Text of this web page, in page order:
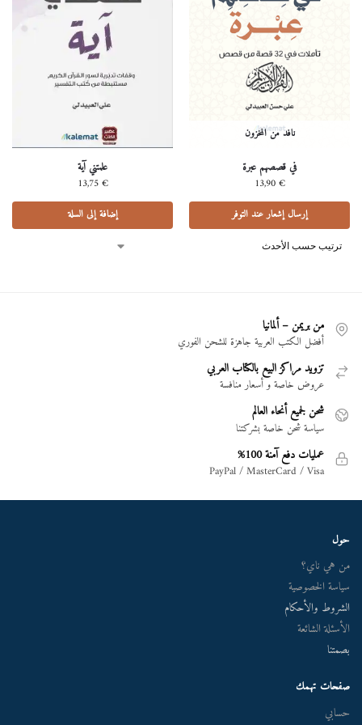
نافد من المخزون
في قصصهم عبرة
13,90€
إرسال إشعار عند التوفر
علمتني آية
13,75€
إضافة إلى السلة
من بريمن – ألمانيا
أفضل الكتب العربية جاهزة للشحن الفوري
تزويد مراكز البيع بالكتاب العربي
عروض خاصة و أسعار منافسة
شحن لجميع أنحاء العالم
سياسة شحن خاصة بشركتنا
عمليات دفع آمنة 100%
PayPal / MasterCard / Visa
حول
من هي ناي؟
سياسة الخصوصية
الشروط والأحكام
الأسئلة الشائعة
بصمتنا
صفحات تهمك
حسابي